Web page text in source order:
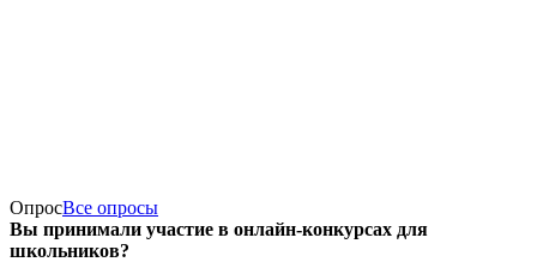
ОпросВсе опросы
Вы принимали участие в онлайн-конкурсах для
школьников?